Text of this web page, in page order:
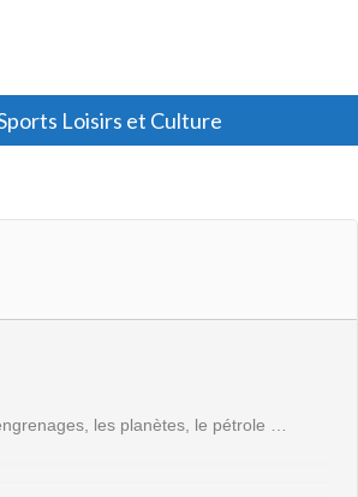
Loisirs et Culture
les planètes, le pétrole …